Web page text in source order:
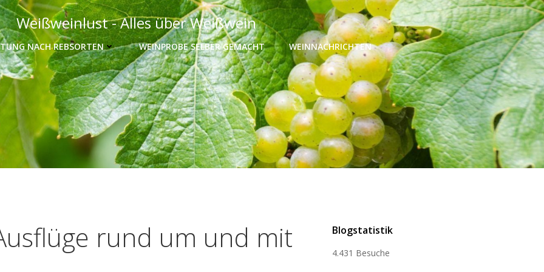
Weißweinlust - Alles über Weißwein
NACH REBSORTEN WEINPROBE SELBER GEMACHT WEINNACHRICHTEN
rund um und mit
Blogstatistik
4.431 Besuche